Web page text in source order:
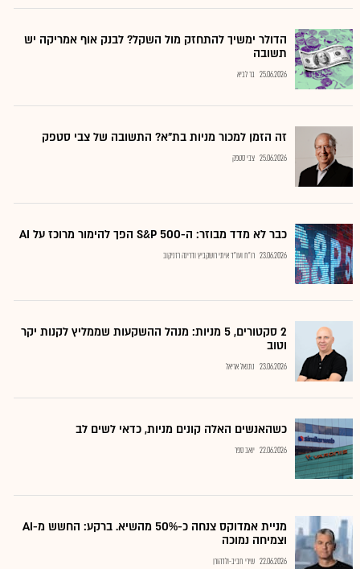
הדולר ימשיך להתחזק מול השקל? לבנק אוף אמריקה יש
תשובה
25.06.2026 בר לביא
זה הזמן למכור מניות בת"א? התשובה של צבי סטפק
25.06.2026 צבי סטפק
כבר לא מדד מבוזר: ה-S&P 500 הפך להימור מרוכז על AI
23.06.2026 רו"ח ועו"ד איתי רושקביץ ודרינה רזניקוב
2 סקטורים, 5 מניות: מנהל ההשקעות שממליץ לקנות יקר
וטוב
23.06.2026 נתנאל אריאל
כשהאנשים האלה קונים מניות, כדאי לשים לב
22.06.2026 יואב ספר
מניית אמדוקס צנחה כ-50% מהשיא. ברקע: החשש מ-AI
וצמיחה נמוכה
22.06.2026 שירי חביב-ולדהורן